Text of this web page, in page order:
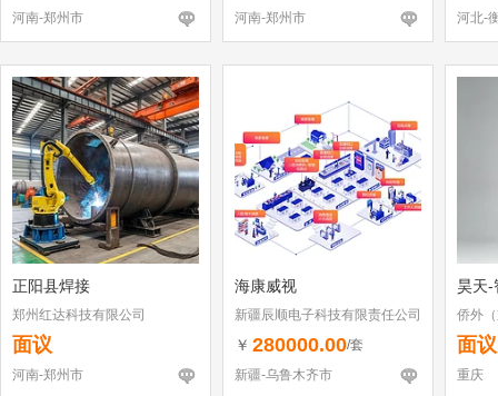
河南-郑州市 河南-郑州市 河北-
正阳县焊接
郑州红达科技有限公司
面议
河南-郑州市
海康威视
新疆辰顺电子科技有限责任公司
￥ 280000.00/套
新疆-乌鲁木齐市
昊天-
侨外
面议
重庆